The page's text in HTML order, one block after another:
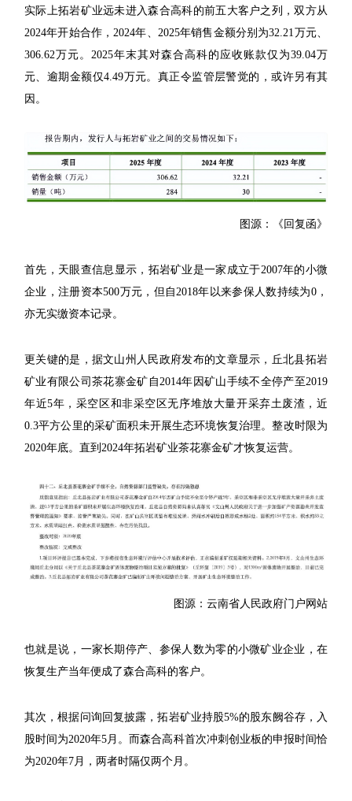
实际上拓岩矿业远未进入森合高科的前五大客户之列，双方从
2024年开始合作，2024年、2025年销售金额分别为32.21万元、
306.62万元。2025年末其对森合高科的应收账款仅为39.04万
元、逾期金额仅4.49万元。真正令监管层警觉的，或许另有其
因。
图源：《回复函》
首先，天眼查信息显示，拓岩矿业是一家成立于2007年的小微
企业，注册资本500万元，但自2018年以来参保人数持续为0，
亦无实缴资本记录。
更关键的是，据文山州人民政府发布的文章显示，丘北县拓岩
矿业有限公司茶花寨金矿自2014年因矿山手续不全停产至2019
年近5年，采空区和非采空区无序堆放大量开采弃土废渣，近
0.3平方公里的采矿面积未开展生态环境恢复治理。整改时限为
2020年底。直到2024年拓岩矿业茶花寨金矿才恢复运营。
图源：云南省人民政府门户网站
也就是说，一家长期停产、参保人数为零的小微矿业企业，在
恢复生产当年便成了森合高科的客户。
其次，根据问询回复披露，拓岩矿业持股5%的股东阙谷存，入
股时间为2020年5月。而森合高科首次冲刺创业板的申报时间恰
为2020年7月，两者时隔仅两个月。